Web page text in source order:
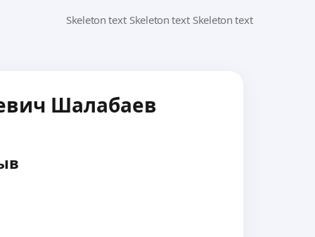
Шалабаев